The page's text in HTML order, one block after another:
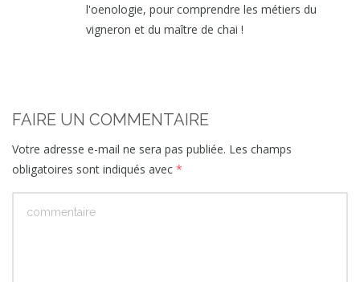
l'oenologie, pour comprendre les métiers du
vigneron et du maître de chai !
FAIRE UN COMMENTAIRE
Votre adresse e-mail ne sera pas publiée. Les champs
obligatoires sont indiqués avec *